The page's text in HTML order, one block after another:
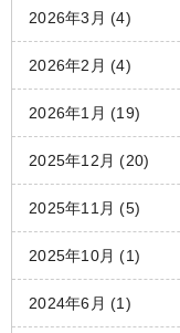
2026年3月 (4)
2026年2月 (4)
2026年1月 (19)
2025年12月 (20)
2025年11月 (5)
2025年10月 (1)
2024年6月 (1)